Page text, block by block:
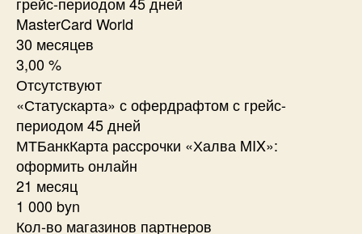
MasterCard World
30 месяцев
3,00 %
Отсутствуют
«Статускарта» с офердрафтом с грейс-
периодом 45 дней
МТБанкКарта рассрочки «Халва MIX»:
оформить онлайн
21 месяц
1 000 byn
Кол-во магазинов партнеров